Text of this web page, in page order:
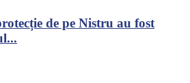
de pe Nistru au fost